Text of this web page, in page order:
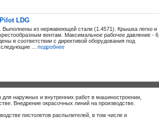
LDG
Выполнены из нержавеющей стали (1.4571). Крышка легко и
вентам. Максимальное рабочее давление - 6
в соответствии с директивой оборудования под
... подробнее
наружных и внутренних работ в машиностроении,
Внедрение окрасочных линий на производстве.
пистолетов распылителей, в том числе и